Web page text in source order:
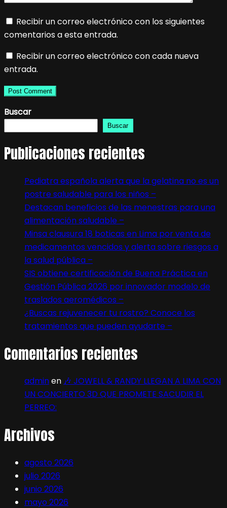
Recibir un correo electrónico con los siguientes
comentarios a esta entrada.
Recibir un correo electrónico con cada nueva
entrada.
Buscar
Buscar
Publicaciones recientes
Pediatra española alerta que la gelatina no es un
postre saludable para los niños –
Destacan beneficios de las menestras para una
alimentación saludable –
Minsa clausura 18 boticas en Lima por venta de
medicamentos vencidos y alerta sobre riesgos a
la salud pública –
SIS obtiene certificación de Buena Práctica en
Gestión Pública 2026 por innovador modelo de
traslados aeromédicos –
¿Buscas rejuvenecer tu rostro? Conoce los
tratamientos que pueden ayudarte –
Comentarios recientes
adminen 🎶 JOWELL & RANDY LLEGAN A LIMA CON
UN CONCIERTO 3D QUE PROMETE SACUDIR EL
PERREO:
Archivos
agosto 2026
julio 2026
junio 2026
mayo 2026